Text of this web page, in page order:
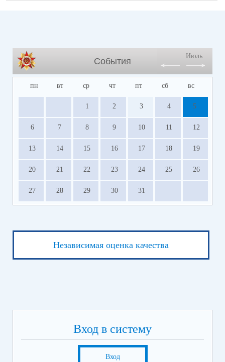
События
Июль
пн вт ср чт пт сб вс
1 2 3 4 5
6 7 8 9 10 11 12
13 14 15 16 17 18 19
20 21 22 23 24 25 26
27 28 29 30 31
Независимая оценка качества
Вход в систему
Вход